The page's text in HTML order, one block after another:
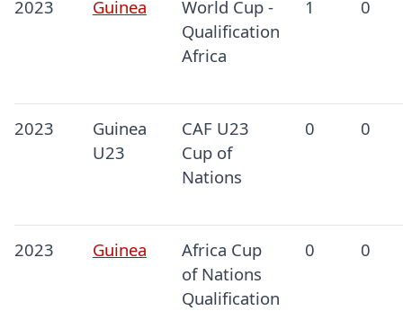
2023 Guinea
World Cup -
Qualification
Africa
1 0
2023
Guinea
U23
CAF U23
Cup of
Nations
0 0
2023 Guinea
Africa Cup
of Nations
Qualification
0 0